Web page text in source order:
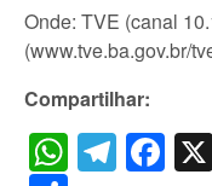
Onde: TVE (canal
(www.tve.ba.gov.br/
Compartilhar: